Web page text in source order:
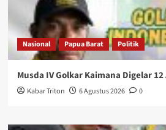
Nasional Papua Barat Politik
Musda IV Golkar Kaimana Digelar
Kabar Triton 6 Agustus 2026 0